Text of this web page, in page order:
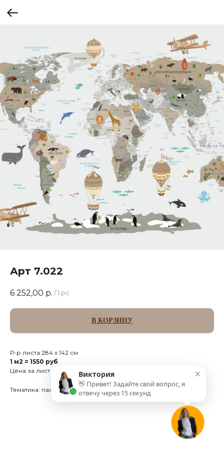
Арт 7.022
6 252,00 р. / 1 pc
В КОРЗИНУ
Р-р листа 284 х 142 см
1 м2 = 1550 руб
Цена за лист 4.033 м2
Тематика: пастель
×
Виктория
👋 Привет! Задайте свой вопрос, я
отвечу через 15 секунд